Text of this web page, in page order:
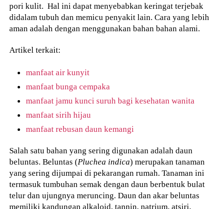
pori kulit. Hal ini dapat menyebabkan keringat terjebak
didalam tubuh dan memicu penyakit lain. Cara yang lebih
aman adalah dengan menggunakan bahan bahan alami.
Artikel terkait:
manfaat air kunyit
manfaat bunga cempaka
manfaat jamu kunci suruh bagi kesehatan wanita
manfaat sirih hijau
manfaat rebusan daun kemangi
Salah satu bahan yang sering digunakan adalah daun
beluntas. Beluntas (Pluchea indica) merupakan tanaman
yang sering dijumpai di pekarangan rumah. Tanaman ini
termasuk tumbuhan semak dengan daun berbentuk bulat
telur dan ujungnya meruncing. Daun dan akar beluntas
memiliki kandungan alkaloid, tannin, natrium, atsiri,